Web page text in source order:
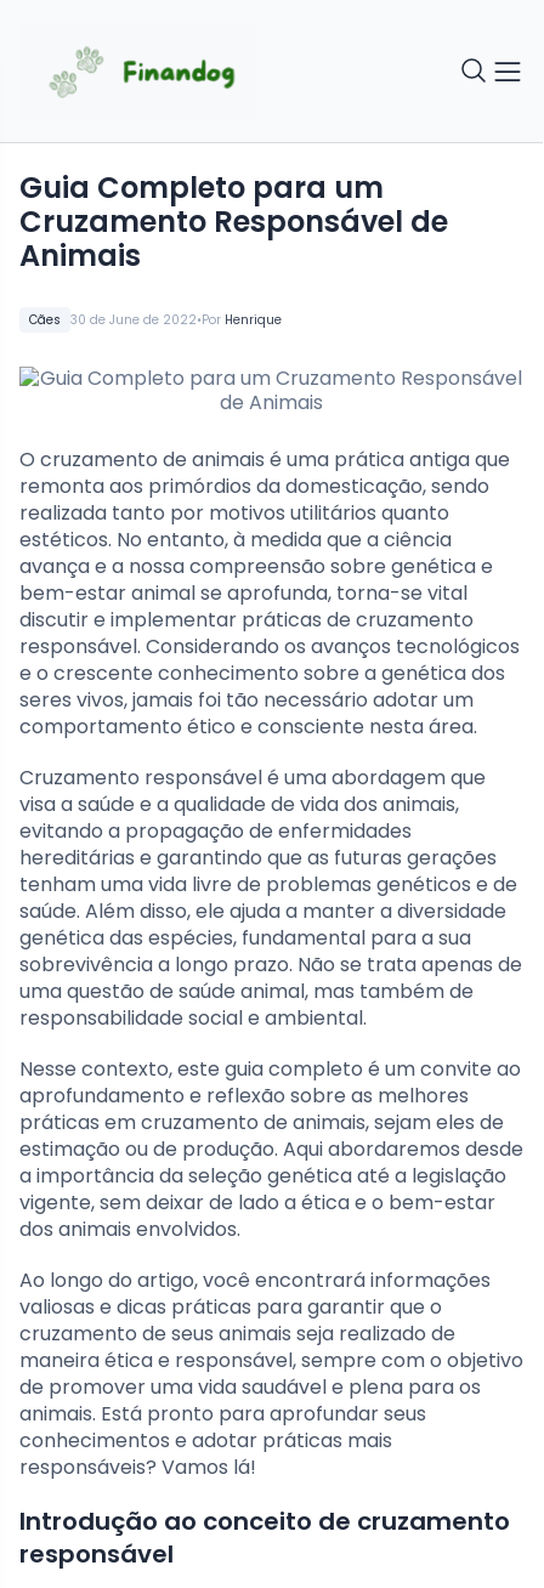
Cães 30 de June de 2022•Por Henrique
Guia Completo para um
Cruzamento Responsável de
Animais
O cruzamento de animais é uma prática antiga que
remonta aos primórdios da domesticação, sendo
realizada tanto por motivos utilitários quanto
estéticos. No entanto, à medida que a ciência
avança e a nossa compreensão sobre genética e
bem-estar animal se aprofunda, torna-se vital
discutir e implementar práticas de cruzamento
responsável. Considerando os avanços tecnológicos
e o crescente conhecimento sobre a genética dos
seres vivos, jamais foi tão necessário adotar um
comportamento ético e consciente nesta área.
Cruzamento responsável é uma abordagem que
visa a saúde e a qualidade de vida dos animais,
evitando a propagação de enfermidades
hereditárias e garantindo que as futuras gerações
tenham uma vida livre de problemas genéticos e de
saúde. Além disso, ele ajuda a manter a diversidade
genética das espécies, fundamental para a sua
sobrevivência a longo prazo. Não se trata apenas de
uma questão de saúde animal, mas também de
responsabilidade social e ambiental.
Nesse contexto, este guia completo é um convite ao
aprofundamento e reflexão sobre as melhores
práticas em cruzamento de animais, sejam eles de
estimação ou de produção. Aqui abordaremos desde
a importância da seleção genética até a legislação
vigente, sem deixar de lado a ética e o bem-estar
dos animais envolvidos.
Ao longo do artigo, você encontrará informações
valiosas e dicas práticas para garantir que o
cruzamento de seus animais seja realizado de
maneira ética e responsável, sempre com o objetivo
de promover uma vida saudável e plena para os
animais. Está pronto para aprofundar seus
conhecimentos e adotar práticas mais
responsáveis? Vamos lá!
Introdução ao conceito de cruzamento
responsável